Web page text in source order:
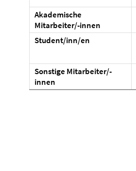
Akademische
Mitarbeiter/-innen
Student/inn/en
Sonstige Mitarbeiter/-
innen